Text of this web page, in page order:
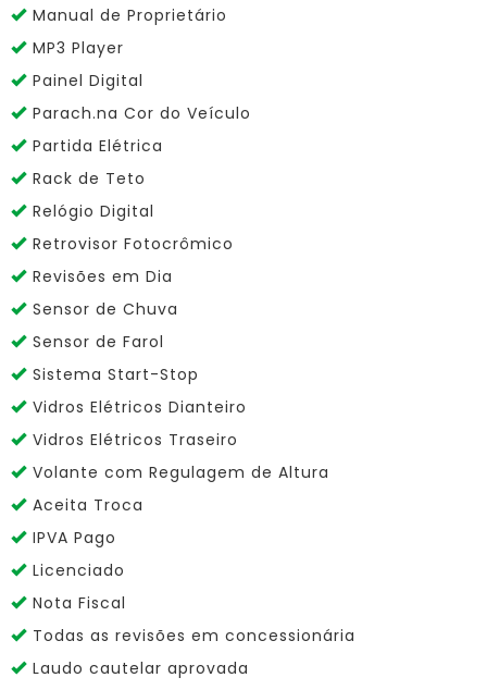
Manual de Proprietário
MP3 Player
Painel Digital
Parach.na Cor do Veículo
Partida Elétrica
Rack de Teto
Relógio Digital
Retrovisor Fotocrômico
Revisões em Dia
Sensor de Chuva
Sensor de Farol
Sistema Start-Stop
Vidros Elétricos Dianteiro
Vidros Elétricos Traseiro
Volante com Regulagem de Altura
Aceita Troca
IPVA Pago
Licenciado
Nota Fiscal
Todas as revisões em concessionária
Laudo cautelar aprovada